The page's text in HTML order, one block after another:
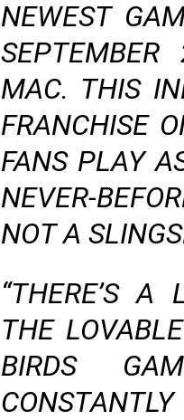
NEWEST
MAC. THIS
FRANCHISE
FANS PLAY
NEVER-
NOT A
“THERE’S A
THE
BIRDS